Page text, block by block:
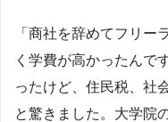
「商社を辞めてフリ
く学費が高かったんで
ったけど、住民税、社
と驚きました。大学院